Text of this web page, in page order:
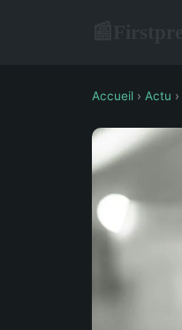
Accueil › Actu ›